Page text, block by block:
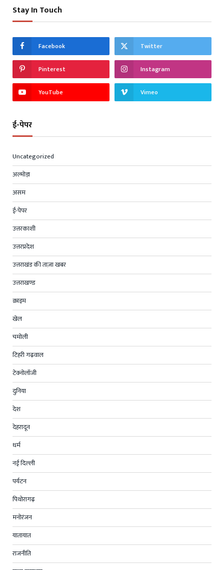
Stay In Touch
Facebook Twitter
Pinterest Instagram
YouTube Vimeo
ई-पेपर
Uncategorized
अल्मोड़ा
असम
ई-पेपर
उत्तरकाशी
उत्तरप्रदेश
उत्तराखंड की ताज़ा खबर
उत्तराखण्ड
क्राइम
खेल
चमोली
टिहरी गढ़वाल
टेक्नोलॉजी
दुनिया
देश
देहरादून
धर्म
नई दिल्ली
पर्यटन
पिथोरागढ़
मनोरंजन
यातायात
राजनीति